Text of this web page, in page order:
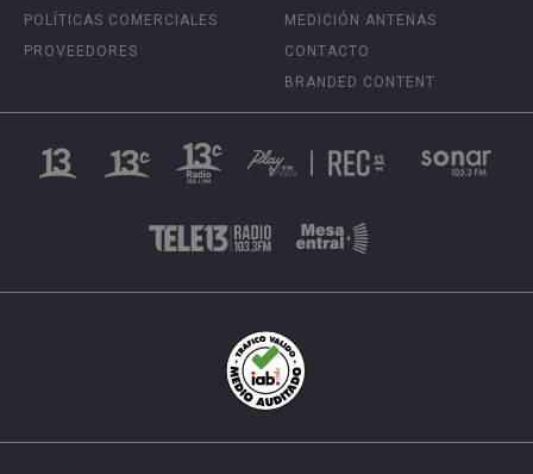
POLÍTICAS COMERCIALES
PROVEEDORES
MEDICIÓN ANTENAS
CONTACTO
BRANDED CONTENT